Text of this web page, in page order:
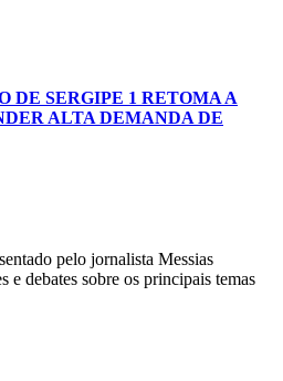
DE SERGIPE 1 RETOMA A
ALTA DEMANDA DE
pelo jornalista Messias
e debates sobre os principais temas